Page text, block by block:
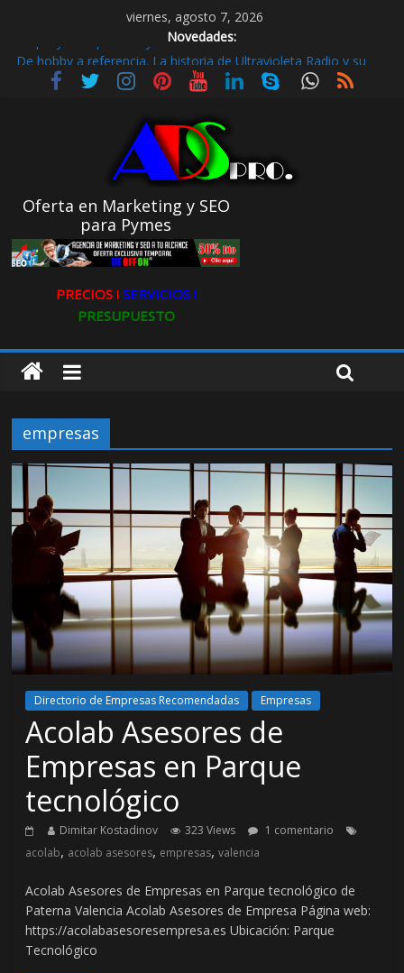
viernes, agosto 7, 2026
Novedades:
De hobby a referencia. La historia de Ultravioleta Radio y su
impacto en el mundo digital
Radio Taxi en Aljarafe y las Redes Sociales
Maximiza la Visibilidad de tu Clínica Dental en Directorios
Stop Fly Guía práctica y Cómo detectar microcarencias
Oferta en Marketing y SEO
para Pymes
PRECIOS ǀ SERVICIOS ǀ
PRESUPUESTO
empresas
Directorio de Empresas Recomendadas Empresas
Acolab Asesores de
Empresas en Parque
tecnológico
Dimitar Kostadinov 323 Views
1 comentario
acolab, acolab asesores, empresas,valencia
Acolab Asesores de Empresas en Parque tecnológico de
Paterna Valencia Acolab Asesores de Empresa Página web:
https://acolabasesoresempresa.es Ubicación: Parque
Tecnológico